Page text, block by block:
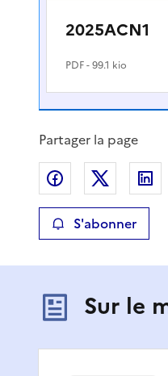
2025ACN1
PDF- 99.1 kio
Partager la page
Partager sur
S'abonner
Sur le